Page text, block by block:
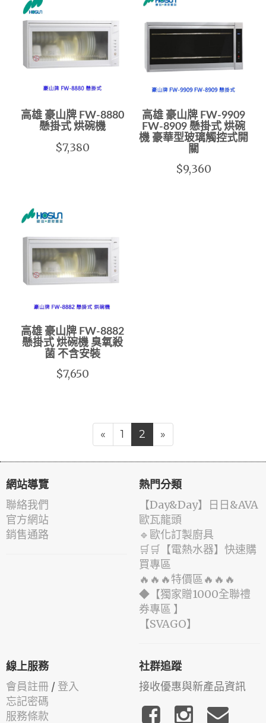
高雄 豪山牌 FW-8880
懸掛式 烘碗機
$7,380
高雄 豪山牌 FW-9909
FW-8909 懸掛式 烘碗
機 豪華型玻璃觸控式開
關
$9,360
高雄 豪山牌 FW-8882
懸掛式 烘碗機 臭氧殺
菌 不含安裝
$7,650
« 1 2 »
網站導覽
聯絡我們
官方網站
銷售通路
熱門分類
️【Day&Day】️日日&AVA
歐瓦龍頭
🔹歐化訂製廚具
🛒🛒【電熱水器】快速購
買專區
🔥🔥🔥特價區🔥🔥🔥
◆【獨家贈1000全聯禮
券專區 】
️【SVAGO】️
線上服務
會員註冊 / 登入
忘記密碼
服務條款
社群追蹤
接收優惠與新產品資訊